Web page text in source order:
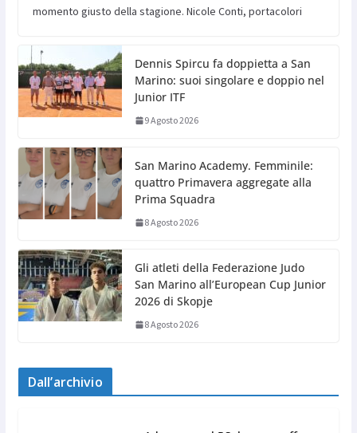
momento giusto della stagione. Nicole Conti, portacolori
Dennis Spircu fa doppietta a San
Marino: suoi singolare e doppio nel
Junior ITF
9 Agosto 2026
San Marino Academy. Femminile:
quattro Primavera aggregate alla
Prima Squadra
8 Agosto 2026
Gli atleti della Federazione Judo
San Marino all’European Cup Junior
2026 di Skopje
8 Agosto 2026
Dall’archivio